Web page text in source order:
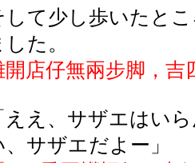
して少し歩いたと
した 。
開店仔無兩步脚，吉
ええ、サザエはい
、サザエだよー」